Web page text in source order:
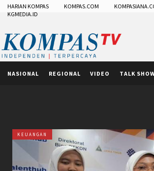
HARIAN KOMPAS KOMPAS.COM
KGMEDIA.ID
NASIONAL REGIONAL VIDEO TALK
KEUANGAN